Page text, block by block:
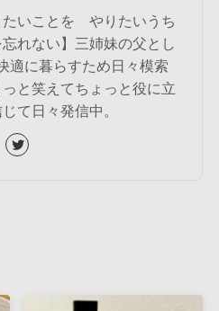
たいことを やりたいうち
れない】三姉妹の父とし
適に暮らすため日々模索
と笑えてちょっと役に立
て日々発信中。